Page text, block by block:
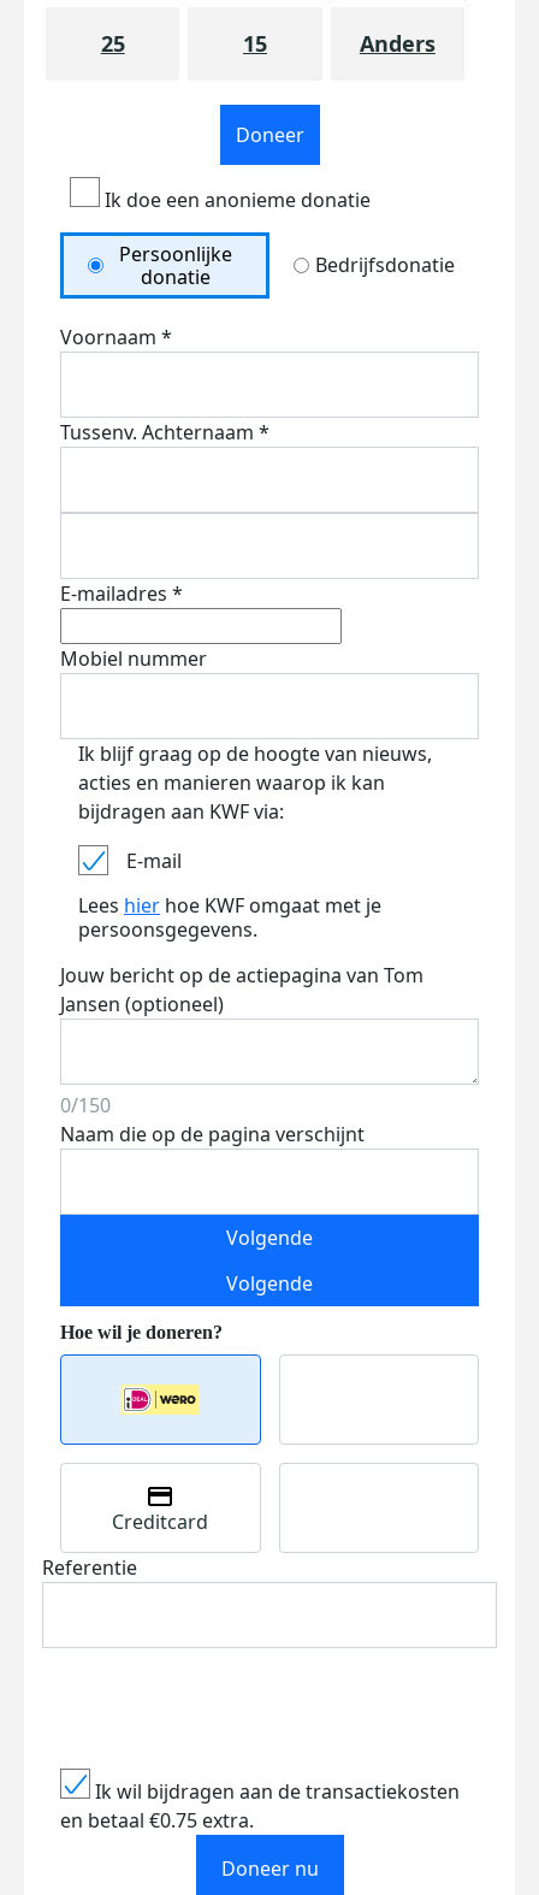
25 15 Anders
Doneer
Ik doe een anonieme donatie
Persoonlijke
donatie
Bedrijfsdonatie
Voornaam *
Tussenv. Achternaam *
E-mailadres *
Mobiel nummer
Ik blijf graag op de hoogte van nieuws,
acties en manieren waarop ik kan
bijdragen aan KWF via:
E-mail
Lees hier hoe KWF omgaat met je
persoonsgegevens.
Jouw bericht op de actiepagina van Tom
Jansen (optioneel)
0/150
Naam die op de pagina verschijnt
Volgende
Volgende
Creditcard
Referentie
Ik wil bijdragen aan de transactiekosten
en betaal €0.75 extra.
Doneer nu